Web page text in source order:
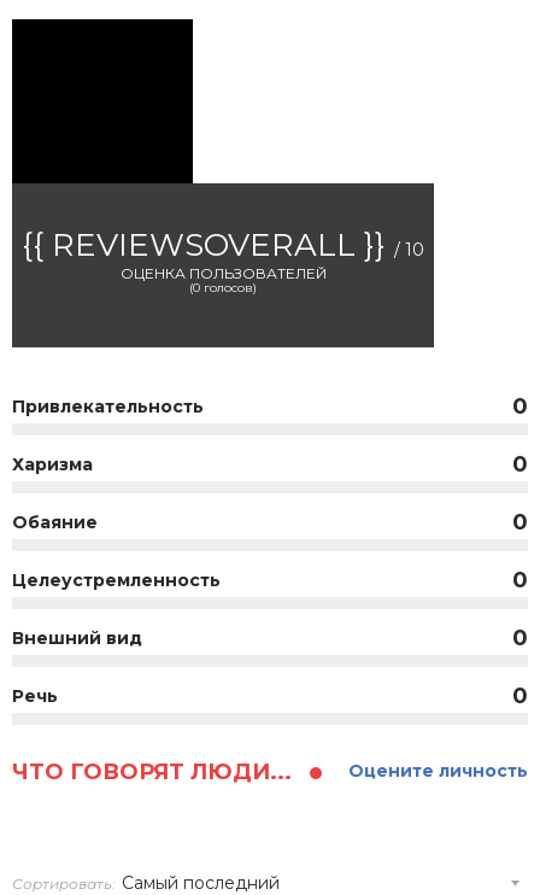
{{ REVIEWSOVERALL }} / 10
ОЦЕНКА ПОЛЬЗОВАТЕЛЕЙ
(0 голосов)
Привлекательность 0
Харизма 0
Обаяние 0
Целеустремленность 0
Внешний вид 0
Речь 0
ЧТО ГОВОРЯТ ЛЮДИ... Оцените личность
Сортировать: